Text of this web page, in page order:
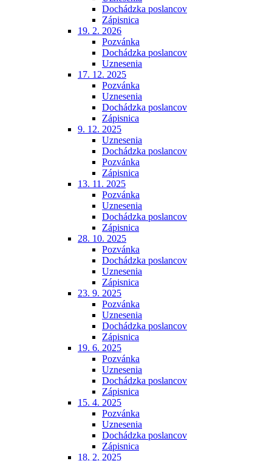
Dochádzka poslancov
Zápisnica
19. 2. 2026
Pozvánka
Dochádzka poslancov
Uznesenia
17. 12. 2025
Pozvánka
Uznesenia
Dochádzka poslancov
Zápisnica
9. 12. 2025
Uznesenia
Dochádzka poslancov
Pozvánka
Zápisnica
13. 11. 2025
Pozvánka
Uznesenia
Dochádzka poslancov
Zápisnica
28. 10. 2025
Pozvánka
Dochádzka poslancov
Uznesenia
Zápisnica
23. 9. 2025
Pozvánka
Uznesenia
Dochádzka poslancov
Zápisnica
19. 6. 2025
Pozvánka
Uznesenia
Dochádzka poslancov
Zápisnica
15. 4. 2025
Pozvánka
Uznesenia
Dochádzka poslancov
Zápisnica
18. 2. 2025